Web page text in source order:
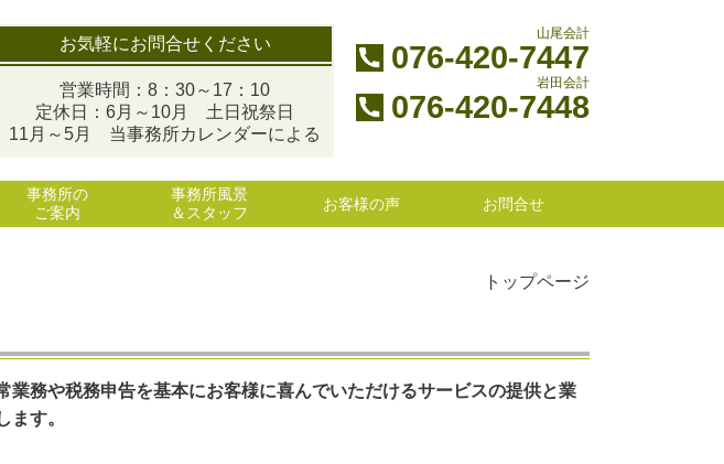
お気軽にお問合せください
営業時間：8：30～17：10
定休日：6月～10月 土日祝祭日
11月～5月 当事務所カレンダーによる
山尾会計
076-420-7447
岩田会計
076-420-7448
事務所の
ご案内
事務所風景
＆スタッフ
お客様の声 お問合せ
トップページ
業務や税務申告を基本にお客様に喜んでいただけるサービスの提供と業
ます。